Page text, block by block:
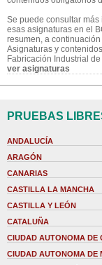
Se puede consultar
esas asignaturas en el
resumen, a
Asignaturas y
Fabricación Industrial
ver asignaturas
PRUEBAS
ANDALUCÍA
ARAGÓN
CANARIAS
CASTILLA LA MANCHA
CASTILLA Y LEÓN
CATALUÑA
CIUDAD AUTONOMA DE
CIUDAD AUTONOMA DE